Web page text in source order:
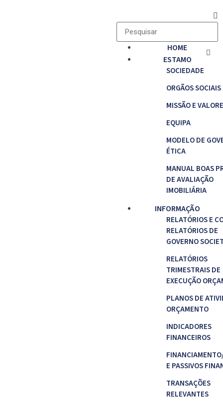
HOME
ESTAMO
SOCIEDADE
ORGÃOS SOCIAIS
MISSÃO E
EQUIPA
MODELO DE
ÉTICA
MANUAL BOAS
DE AVALIAÇÃO
IMOBILIÁRIA
INFORMAÇÃO
RELATÓRIOS E
RELATÓRIOS DE
GOVERNO
RELATÓRIOS
TRIMESTRAIS DE
EXECUÇÃO
PLANOS DE
ORÇAMENTO
INDICADORES
FINANCEIROS
E PASSIVOS
TRANSAÇÕES
RELEVANTES